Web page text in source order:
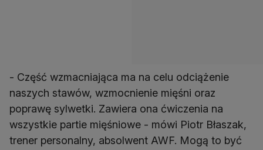
- Część wzmacniająca ma na celu odciążenie
naszych stawów, wzmocnienie mięśni oraz
poprawę sylwetki. Zawiera ona ćwiczenia na
wszystkie partie mięśniowe - mówi Piotr Błaszak,
trener personalny, absolwent AWF. Mogą to być